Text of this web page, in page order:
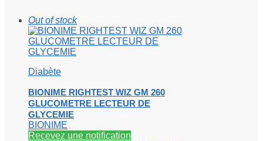
Out of stock
Diabète
BIONIME RIGHTEST WIZ GM 260
GLUCOMETRE LECTEUR DE
GLYCEMIE
BIONIME
Recevez une notification